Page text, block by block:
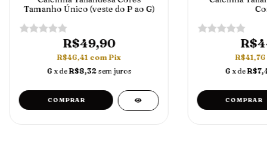
Tamanho Único (veste do P ao G)
R$49,90
R$46,41 com Pix
6 x deR$8,32 sem juros
COMPRAR
R$41,76
6 x de
COMPRAR